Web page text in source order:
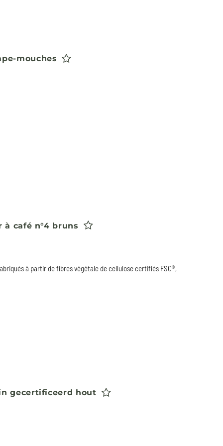
mouches
café n°4 bruns
à partir de fibres végétale de cellulose certifiés FSC®,
gecertificeerd hout